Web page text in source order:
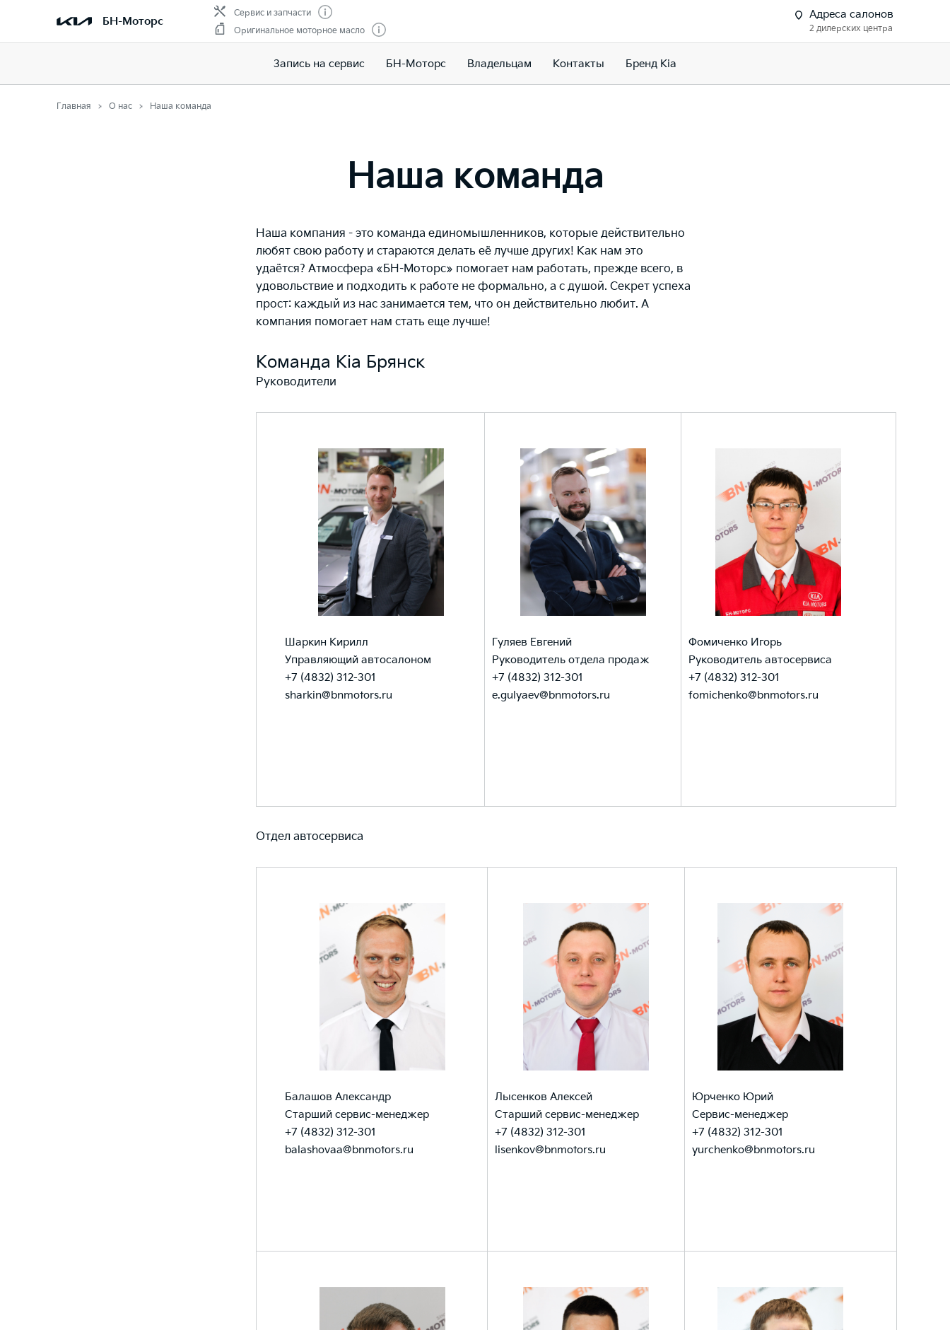
БН-Моторс
Сервис и запчасти
Оригинальное моторное масло
Адреса салонов
2 дилерских центра
Запись на сервис БН-Моторс Владельцам Контакты Бренд Kia
Главная О нас Наша команда
Наша команда
Наша компания - это команда единомышленников, которые действительно
любят свою работу и стараются делать её лучше других! Как нам это
удаётся? Атмосфера «БН-Моторс» помогает нам работать, прежде всего, в
удовольствие и подходить к работе не формально, а с душой. Секрет успеха
прост: каждый из нас занимается тем, что он действительно любит. А
компания помогает нам стать еще лучше!
Команда Kia Брянск
Руководители
Шаркин Кирилл
Управляющий автосалоном
+7 (4832) 312-301
sharkin@bnmotors.ru
Гуляев Евгений
Руководитель отдела продаж
+7 (4832) 312-301
e.gulyaev@bnmotors.ru
Фомиченко Игорь
Руководитель автосервиса
+7 (4832) 312-301
fomichenko@bnmotors.ru
Отдел автосервиса
Балашов Александр
Старший сервис-менеджер
+7 (4832) 312-301
balashovaa@bnmotors.ru
Лысенков Алексей
Старший сервис-менеджер
+7 (4832) 312-301
lisenkov@bnmotors.ru
Юрченко Юрий
Сервис-менеджер
+7 (4832) 312-301
yurchenko@bnmotors.ru